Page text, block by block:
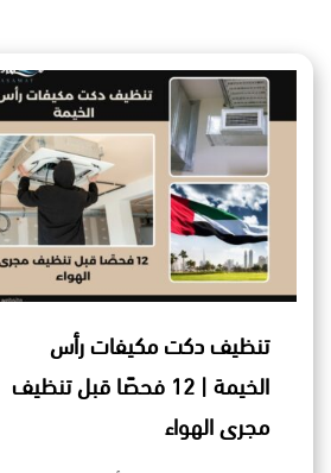
تنظيف دكت مكيفات رأس
الخيمة | 12 فحصًا قبل تنظيف
مجرى الهواء